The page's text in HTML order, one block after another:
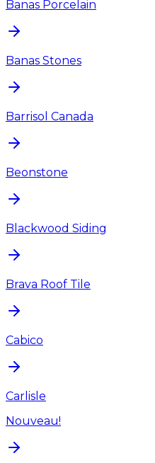
Banas Porcelain
Banas Stones
Barrisol Canada
Beonstone
Blackwood Siding
Brava Roof Tile
Cabico
Carlisle
Nouveau!